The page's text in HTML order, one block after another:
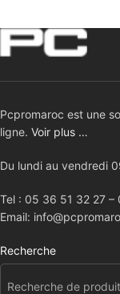
Pcpromaroc est une
ligne. Voir plus …
Du lundi au vendredi
Tel : 05 36 51 32 27 –
Email:
Recherche